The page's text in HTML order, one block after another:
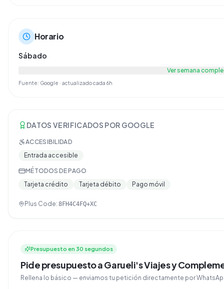
Horario
Sábado
Ver semana
Fuente: Google · actualizado cada 6h
DATOS VERIFICADOS POR GOOGLE
ACCESIBILIDAD
Entrada accesible
MÉTODOS DE PAGO
Tarjeta crédito
Tarjeta débito Pago móvil
Plus Code: 8FH4C4FQ+XC
Presupuesto en 30 segundos
Pide presupuesto a Garueli's Viajes y
Rellena lo básico — enviamos tu petición directamente por